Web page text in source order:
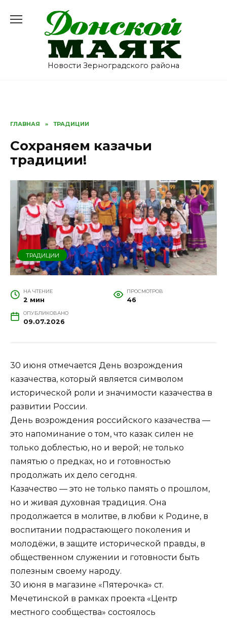
содержанию
Новости Зерноградского района
ГЛАВНАЯ » ТРАДИЦИИ
Сохраняем казачьи
традиции!
ТРАДИЦИИ
НА ЧТЕНИЕ
2 мин
ПРОСМОТРОВ
46
ОПУБЛИКОВАНО
09.07.2026
30 июня отмечается День возрождения
казачества, который является символом
исторической роли и значимости казачества в
развитии России.
День возрождения российского казачества —
это напоминание о том, что казак силен не
только доблестью, но и верой; не только
памятью о предках, но и готовностью
продолжать их дело сегодня.
Казачество — это не только память о прошлом,
но и живая духовная традиция. Она
продолжается в молитве, в любви к Родине, в
воспитании подрастающего поколения и
молодёжи, в защите исторической правды, в
общественном служении и готовности быть
полезным своему народу.
30 июня в магазине «Пятерочка» ст.
Мечетинской в рамках проекта «Центр
местного сообщества» состоялось